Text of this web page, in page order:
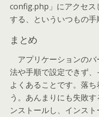
config.php」にアクセス
する、といういつもの手
まとめ
アプリケーションのバ
法や手順で設定できず
よくあることです。落
う。あんまりにも失敗
ンストールし、インス